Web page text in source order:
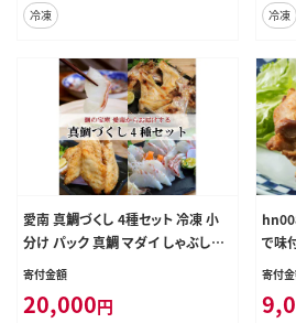
冷凍
冷凍
愛南 真鯛づくし 4種セット 冷凍 小
分け パック 真鯛 マダイ しゃぶしゃ
ぶ 鯛しゃぶ 刺身 さしみ お造り 唐揚
身 鯛めし お食い初め ギフト プレゼ
寄付金額
20,000円
で味
【２本
寄付